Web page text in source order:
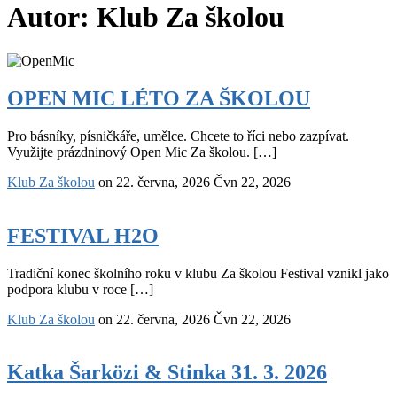
Autor: Klub Za školou
MIC
LÉTO
ŠKOLOU
OPEN MIC LÉTO ZA ŠKOLOU
Pro básníky, písničkáře, umělce. Chcete to říci nebo zazpívat.
Využijte prázdninový Open Mic Za školou. […]
Klub Za školou on 22. června, 2026 Čvn 22, 2026
H2O
FESTIVAL H2O
Tradiční konec školního roku v klubu Za školou Festival vznikl jako
podpora klubu v roce […]
Klub Za školou on 22. června, 2026 Čvn 22, 2026
Šarközi
&
Katka Šarközi & Stinka 31. 3. 2026